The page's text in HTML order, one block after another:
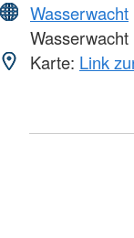
Wasserwacht
Wasserwacht
Karte: Link